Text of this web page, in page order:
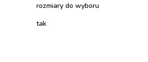
rozmiary do wyboru
tak